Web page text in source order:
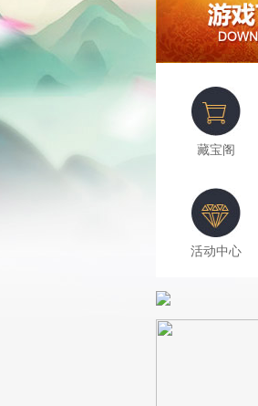
藏宝阁
活动中心